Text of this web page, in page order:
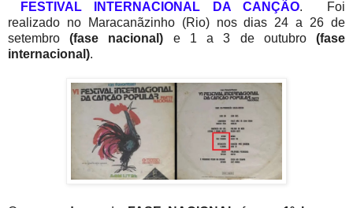
FESTIVAL INTERNACIONAL DA CANÇÃO. Foi
realizado no Maracanãzinho (Rio) nos dias 24 a 26 de
setembro(fase nacional) e 1 a 3 de outubro(fase
internacional).